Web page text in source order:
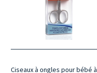
Ciseaux à ongles pour bébé à